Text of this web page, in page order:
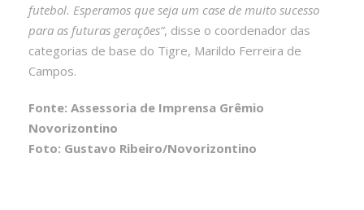
futebol. Esperamos que seja um case de muito sucesso
para as futuras gerações”, disse o coordenador das
categorias de base do Tigre, Marildo Ferreira de
Campos.
Fonte: Assessoria de Imprensa Grêmio
Novorizontino
Foto: Gustavo Ribeiro/Novorizontino